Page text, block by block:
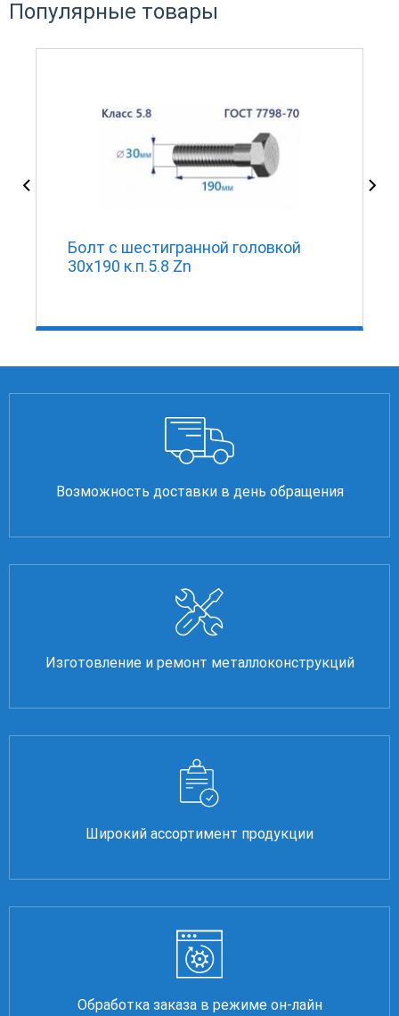
Популярные товары
Болт с шестигранной головкой
30х190 к.п.5.8 Zn
Возможность доставки в день обращения
Изготовление и ремонт металлоконструкций
Широкий ассортимент продукции
Обработка заказа в режиме он-лайн